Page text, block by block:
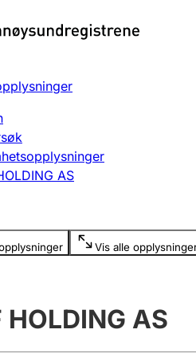
slette
AS
Vis alle
er skjult
HOLDING AS